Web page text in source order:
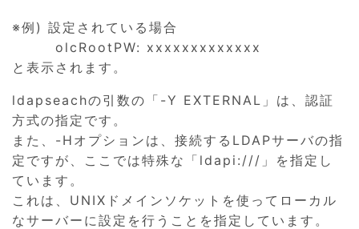
※例) 設定されている場合
olcRootPW: xxxxxxxxxxxxx
と表示されます。
ldapseachの引数の「-Y EXTERNAL」は、認証
方式の指定です。
また、-Hオプションは、接続するLDAPサーバの指
定ですが、ここでは特殊な「ldapi:///」を指定し
ています。
これは、UNIXドメインソケットを使ってローカル
なサーバーに設定を行うことを指定しています。